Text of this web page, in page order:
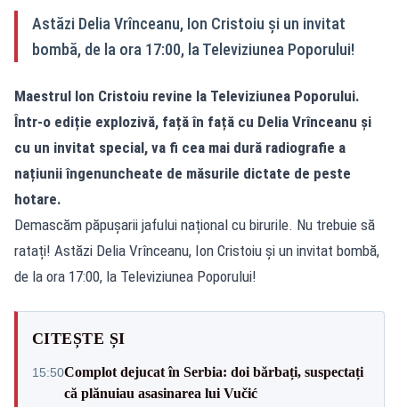
Astăzi Delia Vrînceanu, Ion Cristoiu și un invitat
bombă, de la ora 17:00, la Televiziunea Poporului!
Maestrul Ion Cristoiu revine la Televiziunea Poporului.
Într-o ediție explozivă, față în față cu Delia Vrînceanu și
cu un invitat special, va fi cea mai dură radiografie a
națiunii îngenuncheate de măsurile dictate de peste
hotare.
Demascăm păpușarii jafului național cu birurile. Nu trebuie să
ratați! Astăzi Delia Vrînceanu, Ion Cristoiu și un invitat bombă,
de la ora 17:00, la Televiziunea Poporului!
CITEȘTE ȘI
15:50Complot dejucat în Serbia: doi bărbați, suspectați
că plănuiau asasinarea lui Vučić